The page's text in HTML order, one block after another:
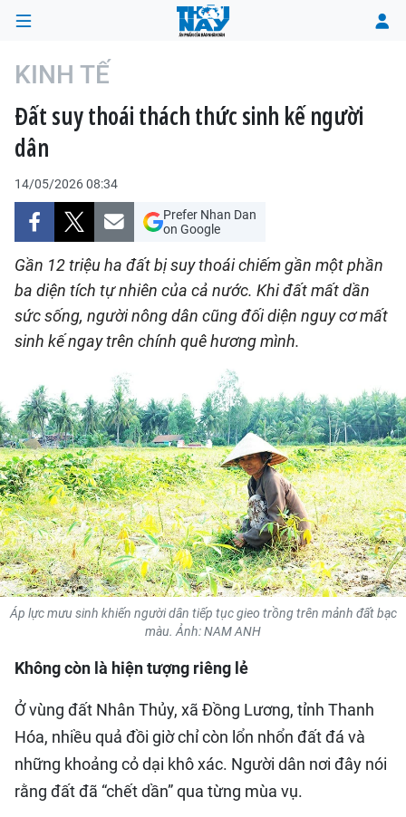
TRANG CHỦ
CHÍNH TRỊ
XÃ HỘI
KINH TẾ
ĐÔ THỊ
VĂN HÓA - VĂN NGHỆ
QUỐC TẾ
THỂ THAO
DU LỊCH
HỒ SƠ - TƯ LIỆU
NHÂN DÂN ĐIỆN TỬ
NHÂN DÂN HẰNG THÁNG
NHÂN DÂN CUỐI TUẦN
KINH TẾ
Đất suy thoái thách thức sinh kế người
dân
14/05/2026 08:34
Prefer Nhan Dan
on Google
Gần 12 triệu ha đất bị suy thoái chiếm gần một phần
ba diện tích tự nhiên của cả nước. Khi đất mất dần
sức sống, người nông dân cũng đối diện nguy cơ mất
sinh kế ngay trên chính quê hương mình.
Áp lực mưu sinh khiến người dân tiếp tục gieo trồng trên mảnh đất bạc
màu. Ảnh: NAM ANH
Không còn là hiện tượng riêng lẻ
Ở vùng đất Nhân Thủy, xã Đồng Lương, tỉnh Thanh
Hóa, nhiều quả đồi giờ chỉ còn lổn nhổn đất đá và
những khoảng cỏ dại khô xác. Người dân nơi đây nói
rằng đất đã “chết dần” qua từng mùa vụ.